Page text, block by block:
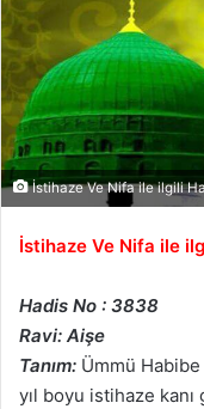
İstihaze Ve Nifa ile ilgili
İstihaze Ve Nifa ile
Hadis No : 3838
Ravi: Aişe
Tanım: Ümmü
yıl boyu istihaze